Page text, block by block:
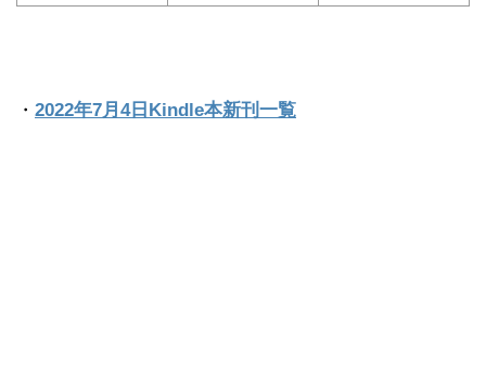
・ 2022年7月4日Kindle本新刊一覧